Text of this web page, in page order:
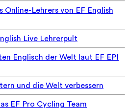
Lehrers von EF English
Live Lehrerpult
Englisch der Welt laut EF EPI
und die Welt verbessern
EF Pro Cycling Team